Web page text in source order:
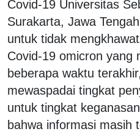
Covid-19 Universitas
Surakarta, Jawa
untuk tidak
Covid-19 omicron yang
beberapa waktu
mewaspadai tingkat
untuk tingkat
bahwa informasi masih